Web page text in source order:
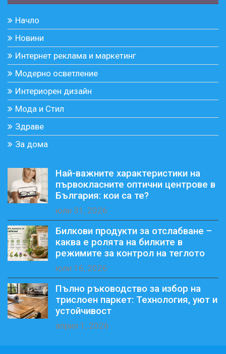
Начло
Новини
Интернет реклама и маркетинг
Модерно осветление
Интериорен дизайн
Мода и Стил
Здраве
За дома
Най-важните характеристики на
първокласните оптични центрове в
България: кои са те?
юли 31, 2026
Билкови продукти за отслабване –
каква е ролята на билките в
режимите за контрол на теглото
юли 16, 2026
Пълно ръководство за избор на
трислоен паркет: Технология, уют и
устойчивост
април 1, 2026